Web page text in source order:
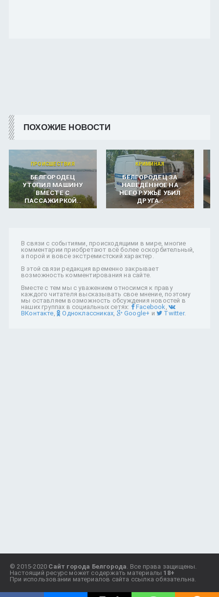
ПОХОЖИЕ НОВОСТИ
ПРОИСШЕСТВИЯ
БЕЛГОРОДЕЦ
УТОПИЛ МАШИНУ
ВМЕСТЕ С
ПАССАЖИРКОЙ..
КРИМИНАЛ
БЕЛГОРОДЕЦ ЗА
НАВЕДЁННОЕ НА
НЕГО РУЖЬЁ УБИЛ
ДРУГА..
В связи с событиями, происходящими в мире, многие
комментарии приобретают всё более оскорбительный,
а порой и вовсе экстремистский характер.
В этой связи редакция временно закрывает
возможность комментирования на сайте.
Вместе с тем мы с уважением относимся к праву
каждого читателя высказывать свое мнение, поэтому
мы оставляем возможность обсуждения новостей в
наших группах в социальных сетях:
Facebook ,
ВКонтакте , Одноклассниках Google+ и Twitter.
© 2015-2020 Сайт города Белгорода . Все права защищены.
Настоящий ресурс может содержать материалы 18+
При использовании материалов сайта ссылка обязательна.